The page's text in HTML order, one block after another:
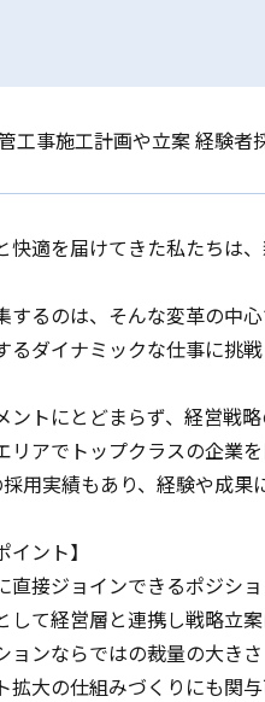
工事施工計画や立案 経験
快適を届けてきた私たちは
するのは、そんな変革の中
るダイナミックな仕事に挑戦
ントにとどまらず、経営戦
リアでトップクラスの企業
用実績もあり、経験や成果
ント】
直接ジョインできるポジシ
して経営層と連携し戦略立
ョンならではの裁量の大きさ
拡大の仕組みづくりにも関